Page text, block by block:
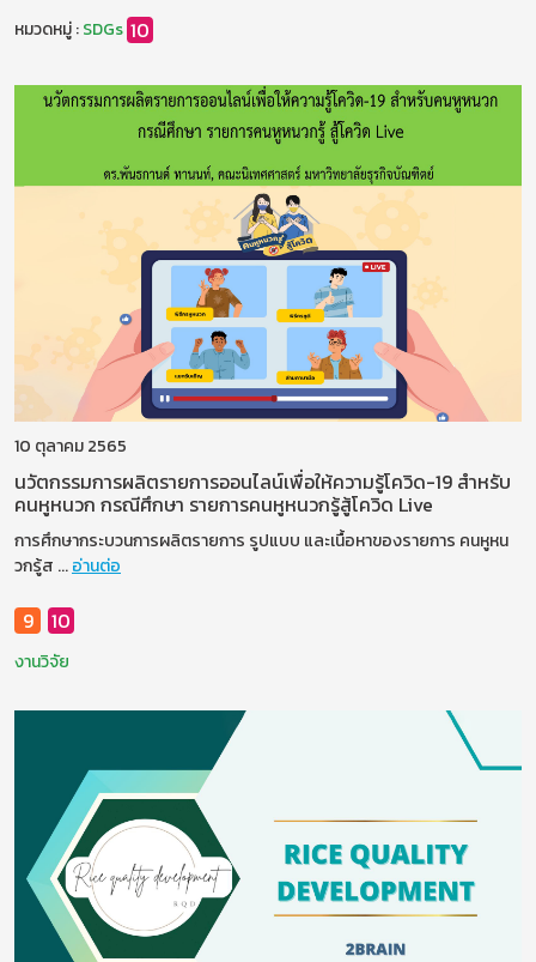
หมวดหมู่ :SDGs 10
10 ตุลาคม 2565
นวัตกรรมการผลิตรายการออนไลน์เพื่อให้ความรู้โควิด-19 สําหรับ
คนหูหนวก กรณีศึกษา รายการคนหูหนวกรู้สู้โควิด Live
การศึกษากระบวนการผลิตรายการ รูปแบบ และเนื้อหาของรายการ คนหูหน
วกรู้ส ...อ่านต่อ
9 10
งานวิจัย